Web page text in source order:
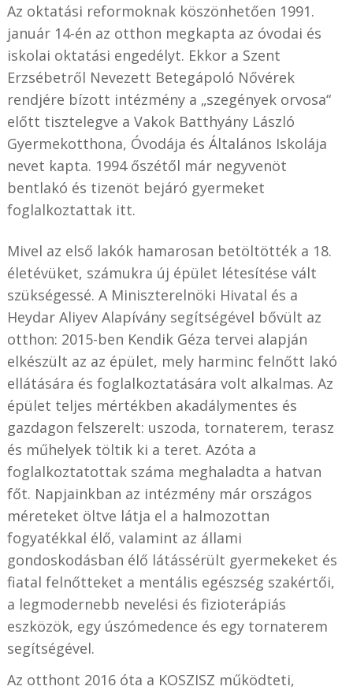
Az oktatási reformoknak köszönhetően 1991.
január 14-én az otthon megkapta az óvodai és
iskolai oktatási engedélyt. Ekkor a Szent
Erzsébetről Nevezett Betegápoló Nővérek
rendjére bízott intézmény a „szegények orvosa“
előtt tisztelegve a Vakok Batthyány László
Gyermekotthona, Óvodája és Általános Iskolája
nevet kapta. 1994 őszétől már negyvenöt
bentlakó és tizenöt bejáró gyermeket
foglalkoztattak itt.
Mivel az első lakók hamarosan betöltötték a 18.
életévüket, számukra új épület létesítése vált
szükségessé. A Miniszterelnöki Hivatal és a
Heydar Aliyev Alapívány segítségével bővült az
otthon: 2015-ben Kendik Géza tervei alapján
elkészült az az épület, mely harminc felnőtt lakó
ellátására és foglalkoztatására volt alkalmas. Az
épület teljes mértékben akadálymentes és
gazdagon felszerelt: uszoda, tornaterem, terasz
és műhelyek töltik ki a teret. Azóta a
foglalkoztatottak száma meghaladta a hatvan
főt. Napjainkban az intézmény már országos
méreteket öltve látja el a halmozottan
fogyatékkal élő, valamint az állami
gondoskodásban élő látássérült gyermekeket és
fiatal felnőtteket a mentális egészség szakértői,
a legmodernebb nevelési és fizioterápiás
eszközök, egy úszómedence és egy tornaterem
segítségével.
Az otthont 2016 óta a KOSZISZ működteti,